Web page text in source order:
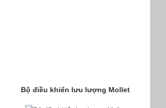
Bộ điều khiển lưu lượng Mollet